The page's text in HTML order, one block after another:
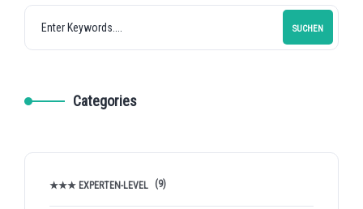
SUCHEN
Categories
★★★ EXPERTEN-LEVEL (9)